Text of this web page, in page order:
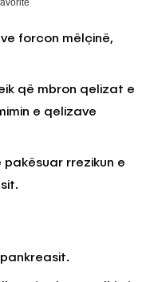
forcon mëlçinë,
që mbron qelizat e
e qelizave
rrezikun e